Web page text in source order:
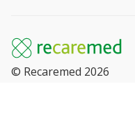
© Recaremed 2026